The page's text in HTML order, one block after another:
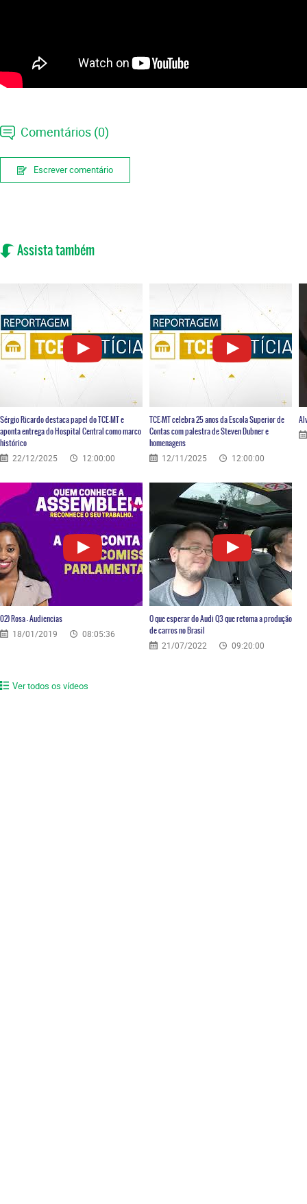
Comentários (0)
Escrever comentário
Assista também
Sérgio Ricardo destaca papel do TCE-MT e
aponta entrega do Hospital Central como marco
histórico
22/12/2025 12:00:00
TCE-MT celebra 25 anos da Escola Superior de
Contas com palestra de Steven Dubner e
homenagens
12/11/2025 12:00:00
02) Rosa – Audiencias
18/01/2019 08:05:36
O que esperar do Audi Q3 que retoma a produção
de carros no Brasil
21/07/2022 09:20:00
Ver todos os vídeos